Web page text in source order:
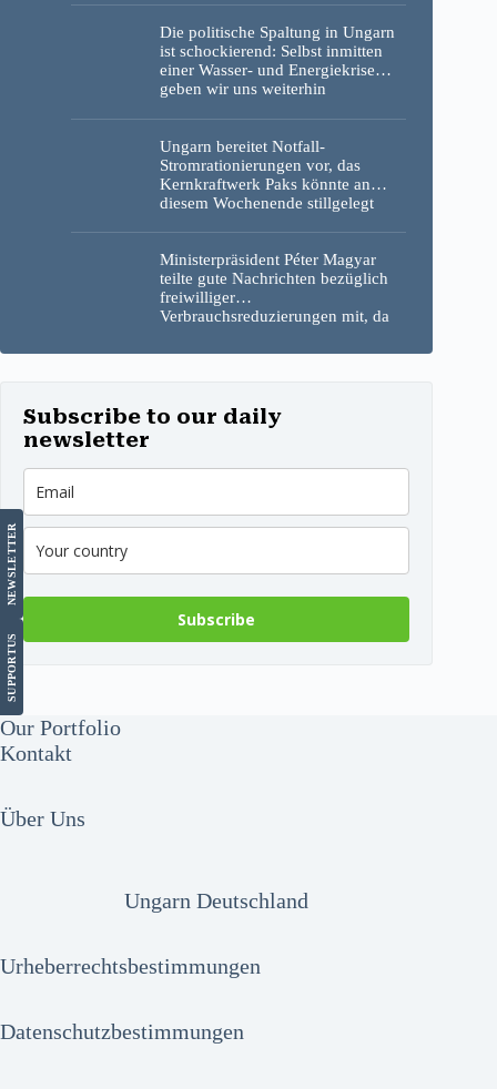
Die politische Spaltung in Ungarn
ist schockierend: Selbst inmitten
einer Wasser- und Energiekrise
geben wir uns weiterhin
Ungarn bereitet Notfall-
Stromrationierungen vor, das
Kernkraftwerk Paks könnte an
diesem Wochenende stillgelegt
Ministerpräsident Péter Magyar
teilte gute Nachrichten bezüglich
freiwilliger
Verbrauchsreduzierungen mit, da
wurden
Subscribe to our daily
newsletter
Subscribe
SUPPORT
US
NEWS
LETTER
Our Portfolio
Kontakt
Über Uns
Ungarn Deutschland
Urheberrechtsbestimmungen
Datenschutzbestimmungen